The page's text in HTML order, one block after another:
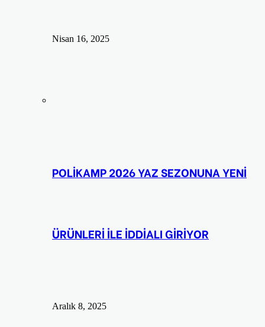
Nisan 16, 2025
POLİKAMP 2026 YAZ SEZONUNA YENİ
ÜRÜNLERİ İLE İDDİALI GİRİYOR
Aralık 8, 2025